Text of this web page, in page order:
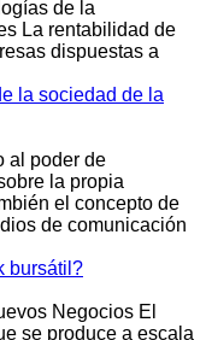
de la
La rentabilidad de
dispuestas a
la sociedad de la
al poder de
la propia
el concepto de
de comunicación
bursátil?
Negocios El
se produce a escala